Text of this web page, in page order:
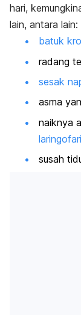
hari,
lain, antara lain:
batuk
radang
sesak
asma
naiknya
susah